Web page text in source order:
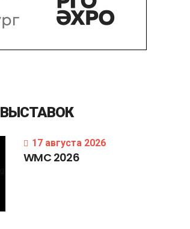
ВЫСТАВОК
17 августа 2026
WMC 2026